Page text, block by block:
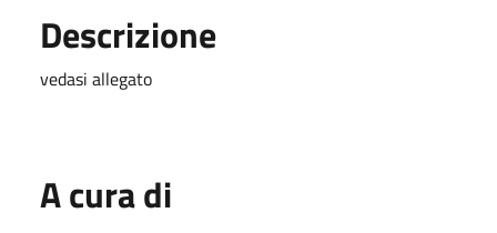
Descrizione
vedasi allegato
A cura di